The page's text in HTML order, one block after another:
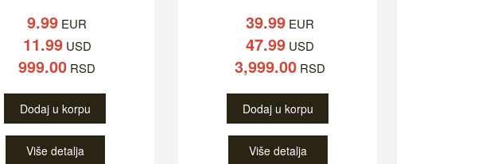
9.99 EUR
11.99USD
999.00 RSD
Dodaj u korpu
Više detalja
39.99EUR
47.99USD
3,999.00RSD
Dodaj u korpu
Više detalja